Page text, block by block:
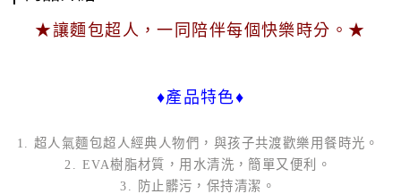
★讓麵包超人，一同陪伴每個快樂時分。★
♦產品特色♦
1. 超人氣麵包超人經典人物們，與孩子共渡歡樂用餐時光。
2. EVA樹脂材質，用水清洗，簡單又便利。
3. 防止髒污，保持清潔。